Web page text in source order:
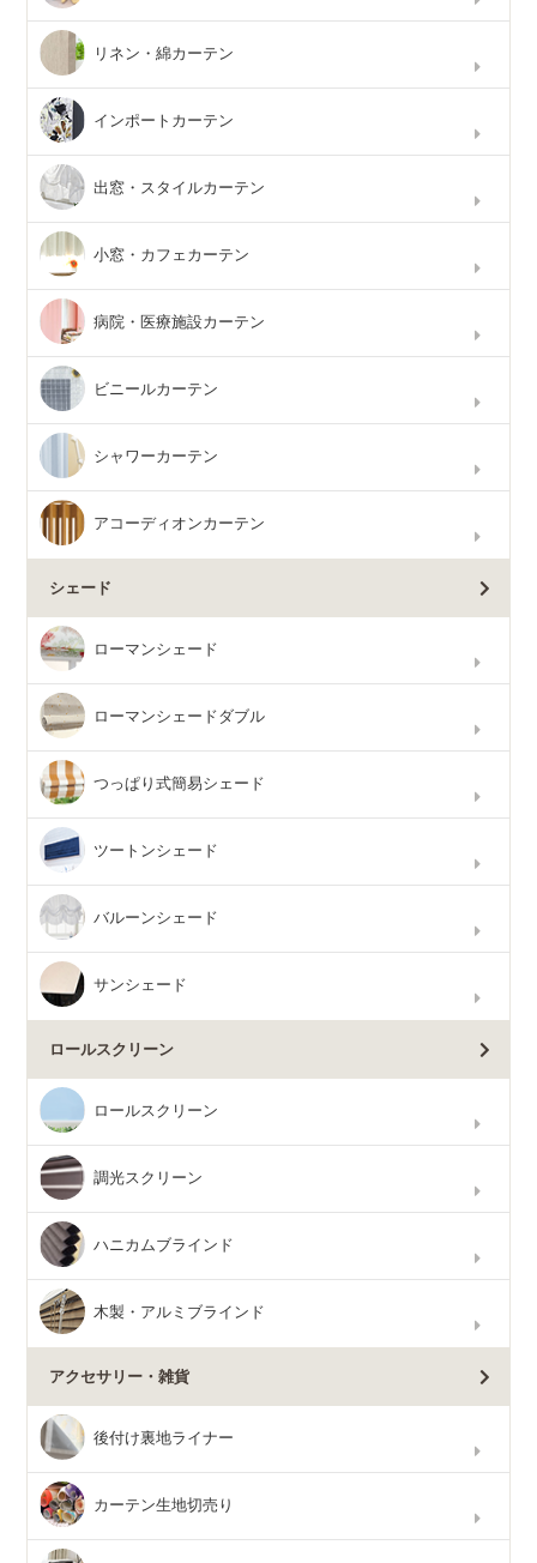
リネン・綿カーテン
インポートカーテン
出窓・スタイルカーテン
小窓・カフェカーテン
病院・医療施設カーテン
ビニールカーテン
シャワーカーテン
アコーディオンカーテン
シェード
ローマンシェード
ローマンシェードダブル
つっぱり式簡易シェード
ツートンシェード
バルーンシェード
サンシェード
ロールスクリーン
ロールスクリーン
調光スクリーン
ハニカムブラインド
木製・アルミブラインド
アクセサリー・雑貨
後付け裏地ライナー
カーテン生地切売り